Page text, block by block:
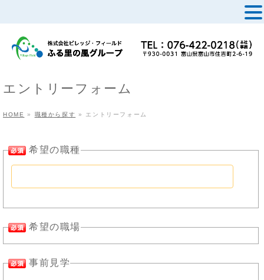
エントリーフォーム
HOME » 職種から探す » エントリーフォーム
希望の職種
希望の職場
事前見学